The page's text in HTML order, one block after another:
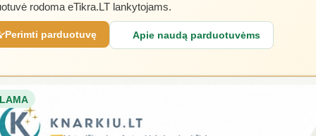
rodoma eTikra.LT lankytojams.
Perimti parduotuvę Apie naudą parduotuvėms